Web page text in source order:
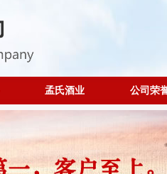
孟氏酒业 公司荣